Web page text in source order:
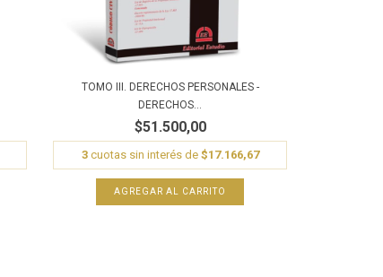
TOMO III. DERECHOS PERSONALES -
DERECHOS...
$51.500,00
3cuotas sin interés de $17.166,67